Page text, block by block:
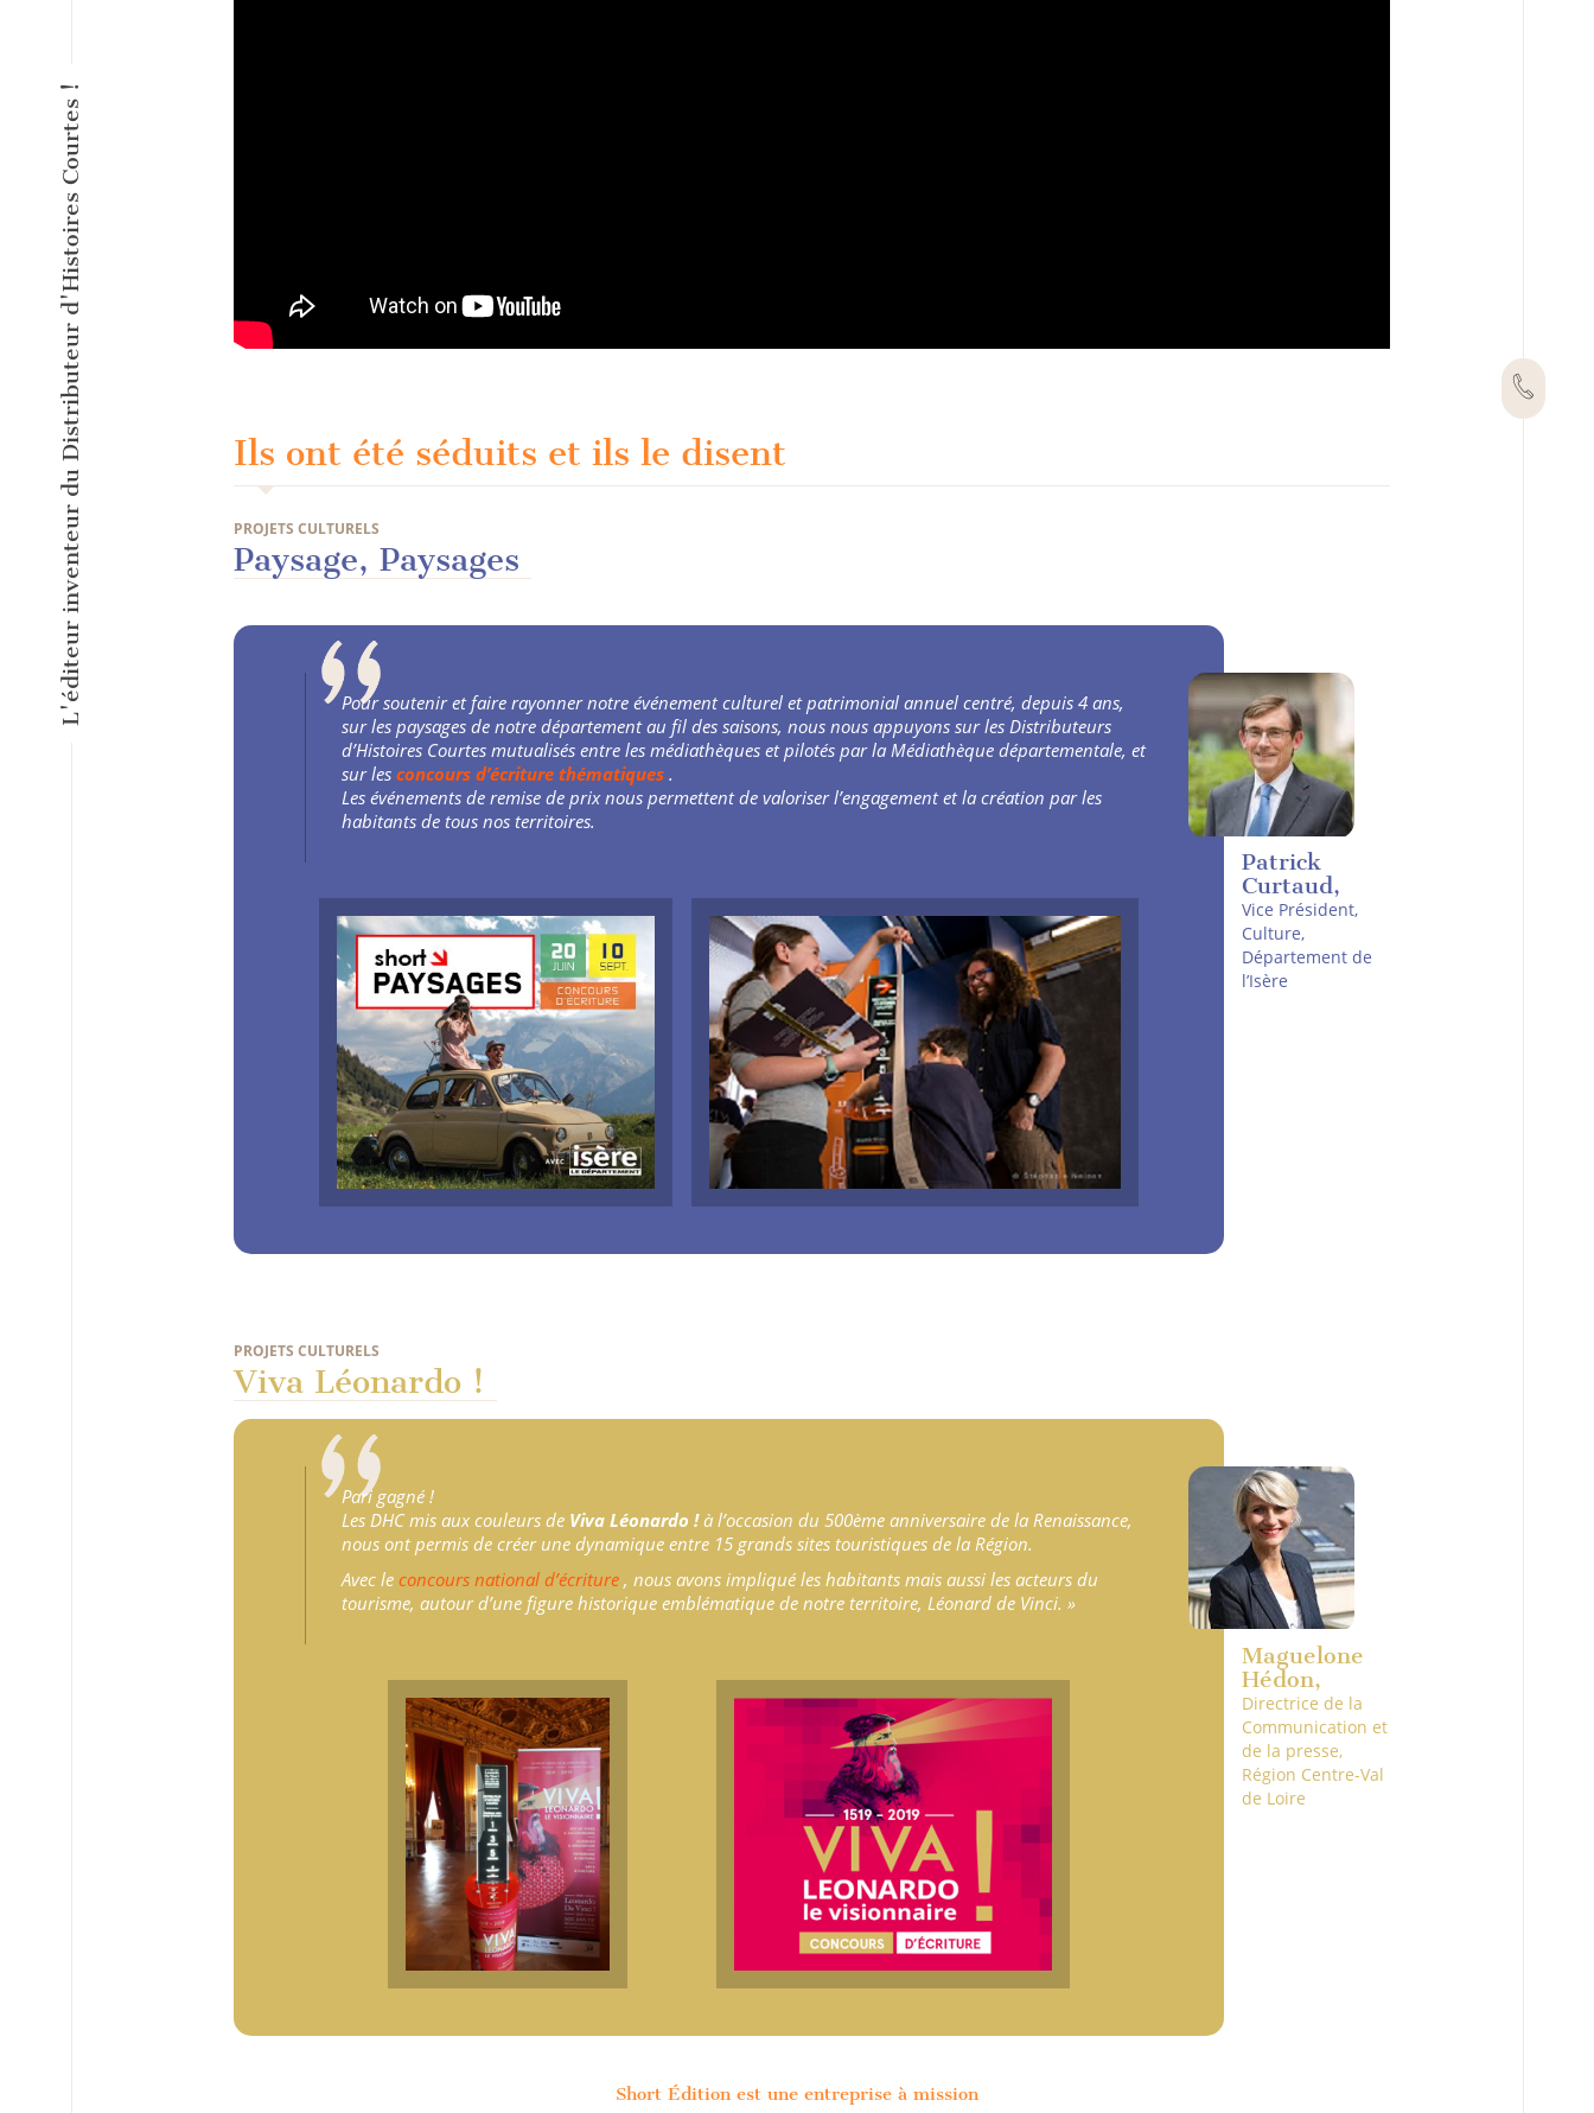
L'éditeur inventeur du Distributeur d'Histoires Courtes ! Ils ont été séduits et ils le disent
PROJETS CULTURELS
Paysage, Paysages
Pour soutenir et faire rayonner notre événement culturel et patrimonial annuel centré, depuis 4 ans,
sur les paysages de notre département au fil des saisons, nous nous appuyons sur les Distributeurs
d’Histoires Courtes mutualisés entre les médiathèques et pilotés par la Médiathèque départementale, et
sur les concours d’écriture thématiques .
Les événements de remise de prix nous permettent de valoriser l’engagement et la création par les
habitants de tous nos territoires.
Patrick
Curtaud,
Vice Président,
Culture,
Département de
l’Isère
PROJETS CULTURELS
Viva Léonardo !
Pari gagné !
Les DHC mis aux couleurs de Viva Léonardo !à l’occasion du 500ème anniversaire de la Renaissance,
nous ont permis de créer une dynamique entre 15 grands sites touristiques de la Région.
Avec le concours national d’écriture , nous avons impliqué les habitants mais aussi les acteurs du
tourisme, autour d’une figure historique emblématique de notre territoire, Léonard de Vinci. »
Maguelone
Hédon,
Directrice de la
Communication et
de la presse,
Région Centre-Val
de Loire
Short Édition est une entreprise à mission